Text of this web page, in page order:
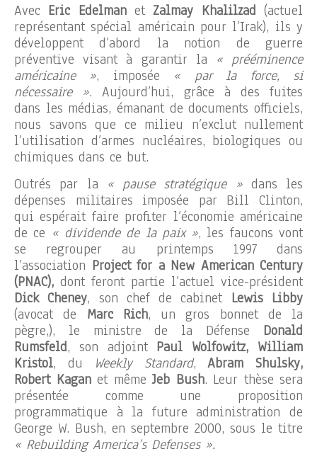
Avec Eric EdelmanetZalmay Khalilzad (actuel
représentant spécial américain pour l’Irak), ils y
développent d’abord la notion de guerre
préventive visant à garantir la « prééminence
américaine », imposée « par la force, si
nécessaire ». Aujourd’hui, grâce à des fuites
dans les médias, émanant de documents officiels,
nous savons que ce milieu n’exclut nullement
l’utilisation d’armes nucléaires, biologiques ou
chimiques dans ce but.
Outrés par la « pause stratégique »dans les
dépenses militaires imposée par Bill Clinton,
qui espérait faire profiter l’économie américaine
de ce « dividende de la paix », les faucons vont
se regrouper au printemps 1997 dans
l’association Project for a New American Century
(PNAC), dont feront partie l’actuel vice-président
Dick Cheney, son chef de cabinet Lewis Libby
(avocat de Marc Rich, un gros bonnet de la
pègre,), le ministre de la Défense Donald
Rumsfeld, son adjoint Paul Wolfowitz, William
Kristol, du Weekly Standard,Abram Shulsky,
Robert Kaganet mêmeJeb Bush. Leur thèse sera
présentée comme une proposition
programmatique à la future administration de
George W. Bush, en septembre 2000, sous le titre
« Rebuilding America’s Defenses ».